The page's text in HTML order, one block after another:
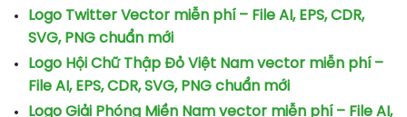
Logo Twitter Vector miễn phí – File AI, EPS, CDR,
SVG, PNG chuẩn mới
Logo Hội Chữ Thập Đỏ Việt Nam vector miễn phí –
File AI, EPS, CDR, SVG, PNG chuẩn mới
Logo Giải Phóng Miền Nam vector miễn phí – File AI,